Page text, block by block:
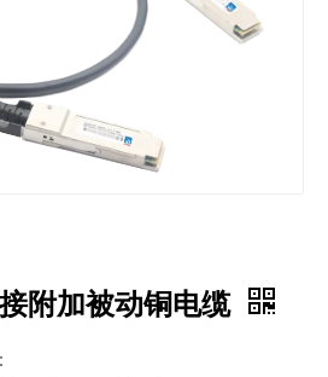
附加被动铜电缆